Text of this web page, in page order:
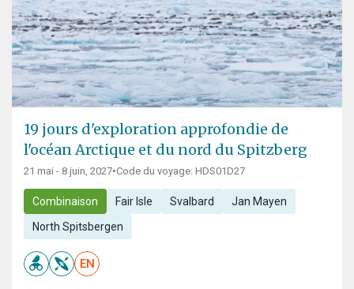
19 jours d'exploration approfondie de
l'océan Arctique et du nord du Spitzberg
21 mai - 8 juin, 2027•Code du voyage: HDS01D27
Combinaison Fair Isle Svalbard Jan Mayen
North Spitsbergen
EN